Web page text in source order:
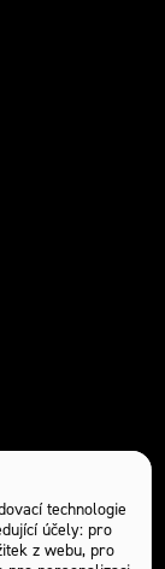
technologie
účely: pro
z webu, pro